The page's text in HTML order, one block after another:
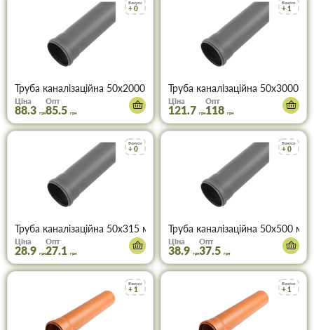
Бонуси
+ 0
Труба каналізаційна 50х2000 мм (зелена)
Ціна
88.3 грн
Опт
85.5 грн
Бонуси
+ 1
Труба каналізаційна 50х3000
Ціна
121.7 грн
Опт
118 грн
Бонуси
+ 0
Труба каналізаційна 50х315 мм (зелена)
Ціна
28.9 грн
Опт
27.1 грн
Бонуси
+ 0
Труба каналізаційна 50х500 мм
Ціна
38.9 грн
Опт
37.5 грн
Бонуси
+ 1
Бонуси
+ 1